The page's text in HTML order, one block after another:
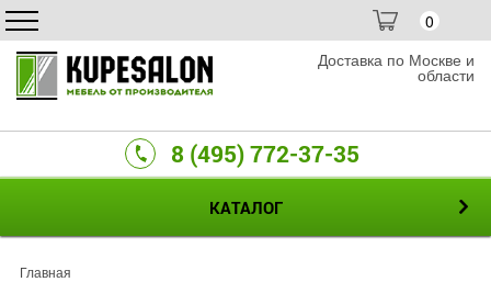
0
Доставка по Москве и
области
8 (495) 772-37-35
КАТАЛОГ
Главная